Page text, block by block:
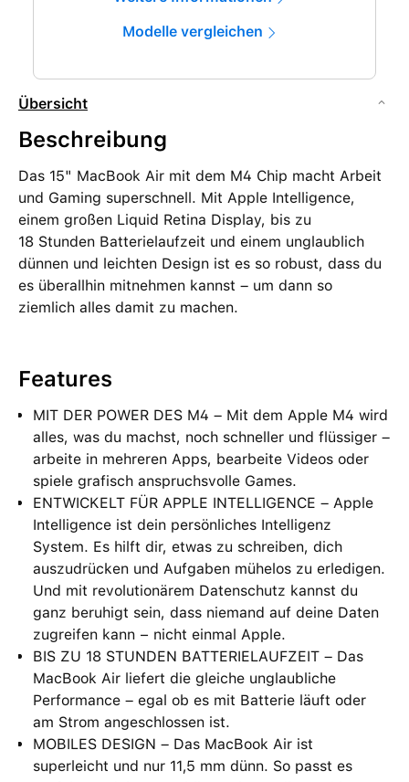
Modelle vergleichen
Übersicht
Beschreibung
Das 15" MacBook Air mit dem M4 Chip macht Arbeit
und Gaming superschnell. Mit Apple Intelligence,
einem großen Liquid Retina Display, bis zu
18 Stunden Batterielaufzeit und einem unglaublich
dünnen und leichten Design ist es so robust, dass du
es überallhin mitnehmen kannst – um dann so
ziemlich alles damit zu machen.
Features
MIT DER POWER DES M4 – Mit dem Apple M4 wird
alles, was du machst, noch schneller und flüssiger –
arbeite in mehreren Apps, bearbeite Videos oder
spiele grafisch anspruchsvolle Games.
ENTWICKELT FÜR APPLE INTELLIGENCE – Apple
Intelligence ist dein persönliches Intelligenz
System. Es hilft dir, etwas zu schreiben, dich
auszudrücken und Aufgaben mühelos zu erledigen.
Und mit revolutionärem Datenschutz kannst du
ganz beruhigt sein, dass niemand auf deine Daten
zugreifen kann − nicht einmal Apple.
BIS ZU 18 STUNDEN BATTERIELAUFZEIT – Das
MacBook Air liefert die gleiche unglaubliche
Performance – egal ob es mit Batterie läuft oder
am Strom angeschlossen ist.
MOBILES DESIGN – Das MacBook Air ist
superleicht und nur 11,5 mm dünn. So passt es